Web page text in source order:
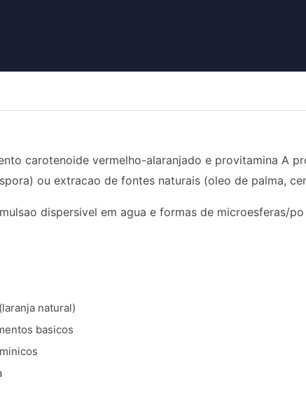
carotenoide vermelho-alaranjado e provitamina A
ou extracao de fontes naturais (oleo de palma,
dispersivel em agua e formas de microesferas/
natural)
basicos